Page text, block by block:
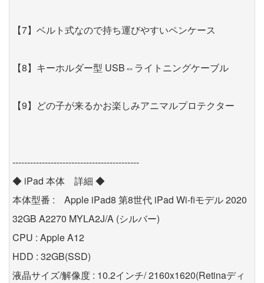
【7】ベルト式なので持ち運びやすいペンケース
【8】キーホルダー型 USB⇔ライトニングケーブル
【9】どの子が来るかお楽しみアニマルプロテクター
-------------------------------------------
◆ iPad 本体 詳細 ◆
本体型番 : Apple iPad8 第8世代 iPad Wi-fiモデル 2020
32GB A2270 MYLA2J/A (シルバー)
CPU : Apple A12
HDD : 32GB(SSD)
液晶サイズ/解像度 : 10.2インチ/ 2160x1620(Retinaディ